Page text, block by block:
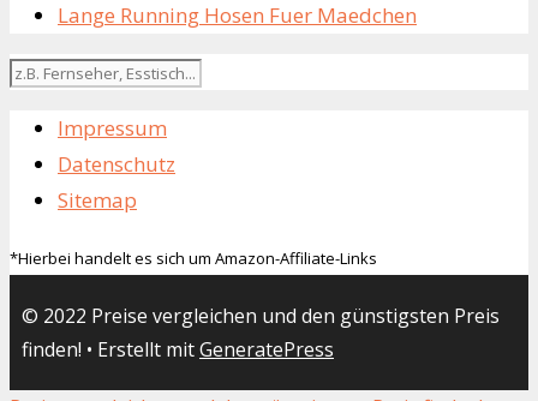
Lange Running Hosen Fuer Maedchen
Impressum
Datenschutz
Sitemap
*Hierbei handelt es sich um Amazon-Affiliate-Links
© 2022 Preise vergleichen und den günstigsten Preis
finden! • Erstellt mitGeneratePress